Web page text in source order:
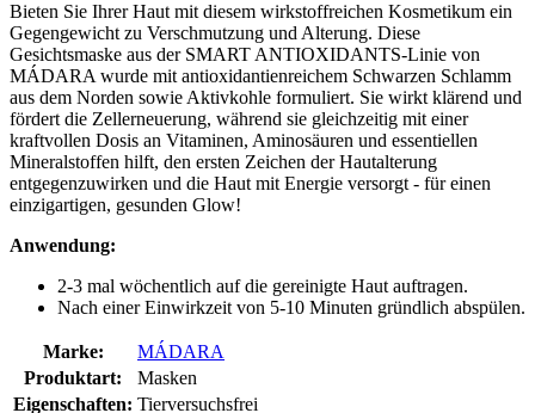
Bieten Sie Ihrer Haut mit diesem wirkstoffreichen Kosmetikum ein
Gegengewicht zu Verschmutzung und Alterung. Diese
Gesichtsmaske aus der SMART ANTIOXIDANTS-Linie von
MÁDARA wurde mit antioxidantienreichem Schwarzen Schlamm
aus dem Norden sowie Aktivkohle formuliert. Sie wirkt klärend und
fördert die Zellerneuerung, während sie gleichzeitig mit einer
kraftvollen Dosis an Vitaminen, Aminosäuren und essentiellen
Mineralstoffen hilft, den ersten Zeichen der Hautalterung
entgegenzuwirken und die Haut mit Energie versorgt - für einen
einzigartigen, gesunden Glow!
Anwendung:
2-3 mal wöchentlich auf die gereinigte Haut auftragen.
Nach einer Einwirkzeit von 5-10 Minuten gründlich abspülen.
Marke:
MÁDARA
Produktart:
Masken
Eigenschaften: Tierversuchsfrei